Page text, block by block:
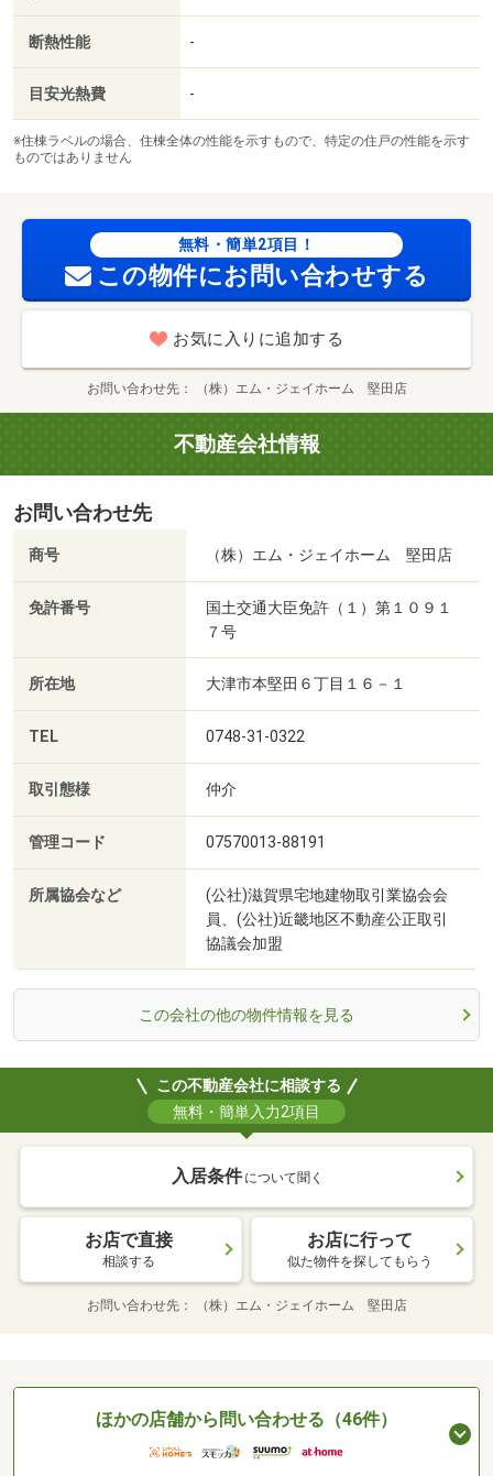
断熱性能 -
目安光熱費 -
※住棟ラベルの場合、住棟全体の性能を示すもので、特定の住戸の性能を示す
ものではありません
無料・簡単2項目！
この物件にお問い合わせする
お気に入りに追加する
お問い合わせ先 （株）エム・ジェイホーム 堅田店
不動産会社情報
お問い合わせ先
商号 （株）エム・ジェイホーム 堅田店
免許番号
国土交通大臣免許（１）第１０９１
７号
所在地 大津市本堅田６丁目１６－１
TEL 0748-31-0322
取引態様 仲介
管理コード 07570013-88191
所属協会など
(公社)滋賀県宅地建物取引業協会会
員、(公社)近畿地区不動産公正取引
協議会加盟
この会社の他の物件情報を見る
この不動産会社に相談する
無料・簡単入力2項目
入居条件 について聞く
お店で直接
相談する
お店に行って
似た物件を探してもらう
お問い合わせ先 （株）エム・ジェイホーム 堅田店
ほかの店舗から問い合わせる（46件）